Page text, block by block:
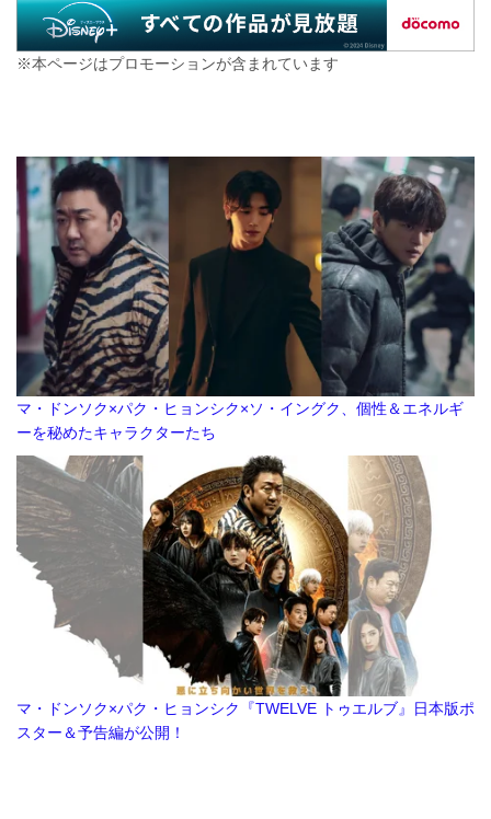
※本ページはプロモーションが含まれています
マ・ドンソク×パク・ヒョンシク×ソ・イングク、個性＆エネルギ
ーを秘めたキャラクターたち
マ・ドンソク×パク・ヒョンシク『TWELVE トゥエルブ』日本版ポ
スター＆予告編が公開！